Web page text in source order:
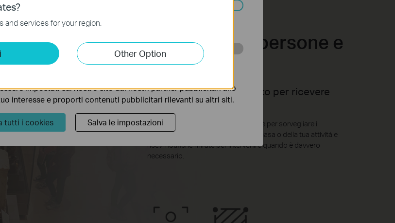
Rilevamento persone e
notifiche
Personalizza il rilevamento per ricevere
notifiche mirate.
Crea zone di controllo personalizzate per sorvegliare i
movimenti in aree sensibili della tua casa o della tua attività e
ricevi notifiche mirate per intervenire quando è davvero
necessario.
and services for your region.
Other Option
per il corretto funzionamento del sito e non possono essere
di analizzare le tue attività sul nostro sito allo scopo di
impostati sul nostro sito dai nostri partner pubblicitari allo
interesse e proporti contenuti pubblicitari rilevanti su altri siti.
tutti i cookies Salva le impostazioni